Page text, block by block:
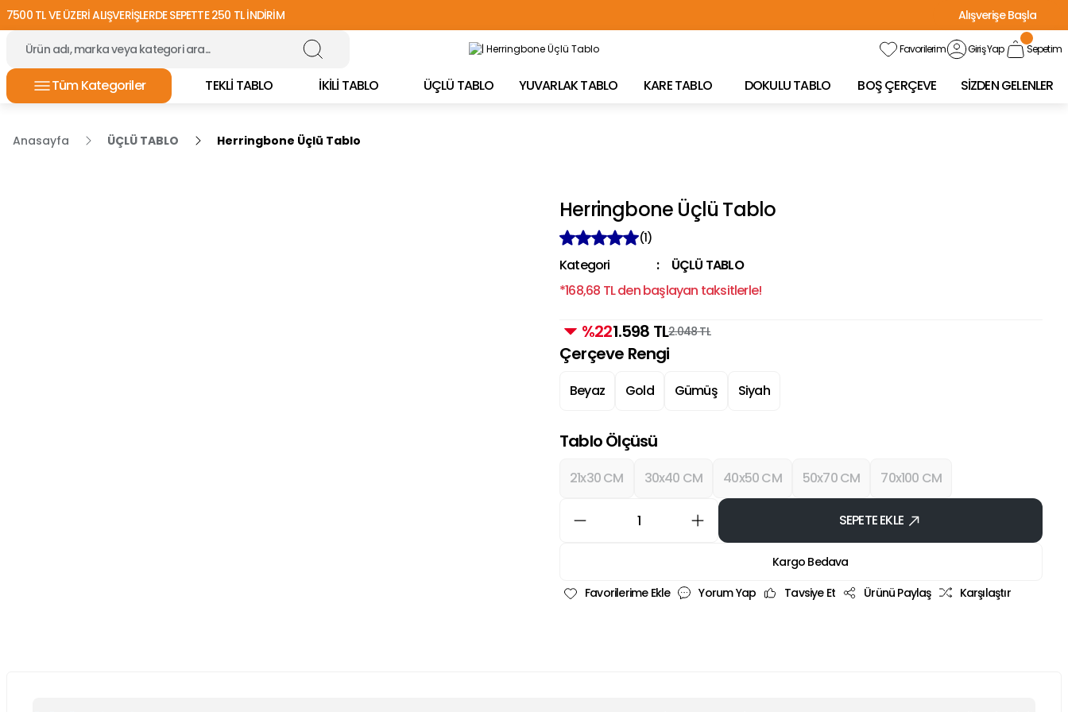
7500 TL VE ÜZERİ ALIŞVERİŞLERDE SEPETTE 250 TL İNDİRİM
Alışverişe Başla
TÜRKİYE'NİN HER YERİNE ÜCRETSİZ KARGO!
Favorilerim Giriş Yap Sepetim
Tüm Kategoriler TEKLİ TABLO İKİLİ TABLO ÜÇLÜ TABLO YUVARLAK TABLO KARE TABLO DOKULU TABLO BOŞ ÇERÇEVE SİZDEN GELENLER
Anasayfa ÜÇLÜ TABLO Herringbone Üçlü Tablo
Herringbone Üçlü Tablo
(1)
Kategori
ÜÇLÜ TABLO
*168,68 TL den başlayan taksitlerle!
%221.598 TL2.048 TL
Çerçeve Rengi
Beyaz Gold Gümüş Siyah
Tablo Ölçüsü
21x30 CM 30x40 CM 40x50 CM 50x70 CM 70x100 CM
SEPETE EKLE
Kargo Bedava
Yorum Yap
Tavsiye Et Ürünü Paylaş Karşılaştır